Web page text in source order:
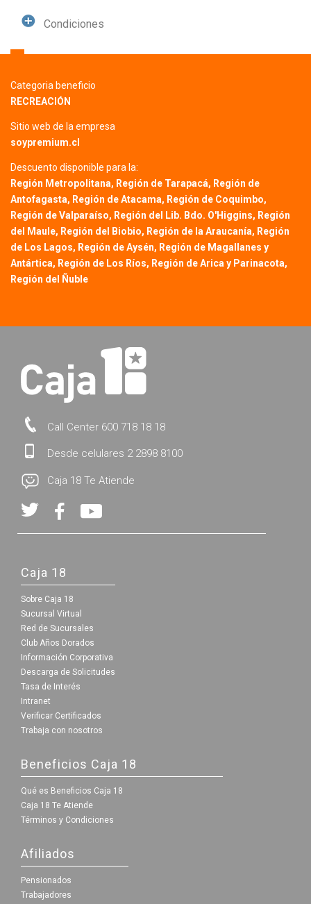
Condiciones
Categoria beneficio
RECREACIÓN
Sitio web de la empresa
soypremium.cl
Descuento disponible para la:
Región Metropolitana, Región de Tarapacá, Región de
Antofagasta, Región de Atacama, Región de Coquimbo,
Región de Valparaíso, Región del Lib. Bdo. O'Higgins, Región
del Maule, Región del Biobio, Región de la Araucanía, Región
de Los Lagos, Región de Aysén, Región de Magallanes y
Antártica, Región de Los Ríos, Región de Arica y Parinacota,
Región del Ñuble
Call Center 600 718 18 18
Desde celulares 2 2898 8100
Caja 18 Te Atiende
Caja 18
Sobre Caja 18
Sucursal Virtual
Red de Sucursales
Club Años Dorados
Información Corporativa
Descarga de Solicitudes
Tasa de Interés
Intranet
Verificar Certificados
Trabaja con nosotros
Beneficios Caja 18
Qué es Beneficios Caja 18
Caja 18 Te Atiende
Términos y Condiciones
Afiliados
Pensionados
Trabajadores